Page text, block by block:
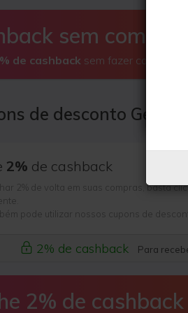
sem comprar
de cashback sem fazer compras
de desconto
2% de cashback
2% de volta em suas compras, basta
pode utilizar nossos cupons de
2% de cashback Para
2% de cashback